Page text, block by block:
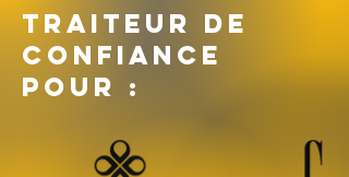
TRAITEUR DE
CONFIANCE
POUR :